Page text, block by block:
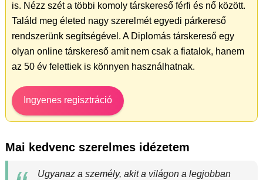
is. Nézz szét a többi komoly társkereső férfi és nő között.
Találd meg életed nagy szerelmét egyedi párkereső
rendszerünk segítségével. A Diplomás társkereső egy
olyan online társkereső amit nem csak a fiatalok, hanem
az 50 év felettiek is könnyen használhatnak.
Ingyenes regisztráció
Mai kedvenc szerelmes idézetem
Ugyanaz a személy, akit a világon a legjobban